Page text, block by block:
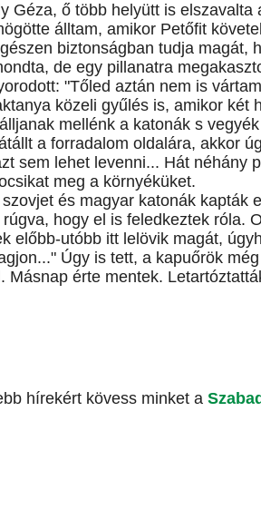
Géza, ő több helyütt is
álltam, amikor Petőfit
biztonságban tudja magát,
de egy pillanatra
"Tőled aztán nem is
közeli gyűlés is, amikor két
mellénk a katonák s
a forradalom oldalára, akkor
sem lehet levenni... Hát néhány
meg a környéküket.
és magyar katonák kapták
hogy el is feledkeztek róla.
előbb-utóbb itt lelövik magát,
Úgy is tett, a kapuőrök
Másnap érte mentek.
hírekért kövess minket a